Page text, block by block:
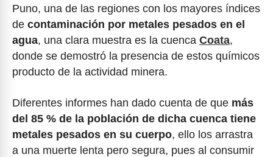
Puno, una de las regiones con los mayores índices
de contaminación por metales pesados en el
agua, una clara muestra es la cuenca Coata,
donde se demostró la presencia de estos químicos
producto de la actividad minera.
Diferentes informes han dado cuenta de que más
del 85 % de la población de dicha cuenca tiene
metales pesados en su cuerpo, ello los arrastra
a una muerte lenta pero segura, pues al consumir